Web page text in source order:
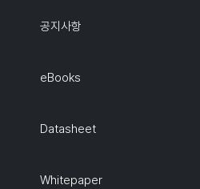
공지사항
eBooks
Datasheet
Whitepaper